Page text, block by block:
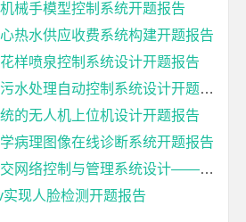
械手模型控制系统开题报告
热水供应收费系统构建开题报告
样喷泉控制系统设计开题报告
水处理自动控制系统设计开题报告
的无人机上位机设计开题报告
病理图像在线诊断系统开题报告
制与管理系统设计——车载终端设计与实现开题报告
现人脸检测开题报告